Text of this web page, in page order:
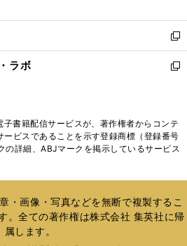
開
く
ウ
で
開
く
ン
ド
ウ
で
ウ
ィ
ン
ド
く
新
し
い
ド
ウ
で
ラボ
新
ィ
ン
開
く
書籍配信サービスが、著作権者からコンテ
ビスであることを示す登録商標（登録番号
詳細、ABJマークを掲示しているサービス
・画像・写真などを無断で複製するこ
。全ての著作権は株式会社 集英社に帰
属します。